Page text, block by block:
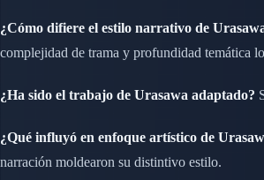
¿Cómo difiere el estilo narrativo de
complejidad de trama y profundidad temática
¿Ha sido el trabajo de Urasawa adaptado?
¿Qué influyó en enfoque artístico de
narración moldearon su distintivo estilo.